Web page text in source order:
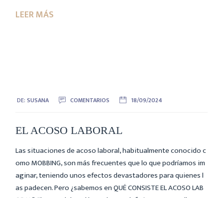
DE:SUSANA COMENTARIOS 18/09/2024
EL ACOSO LABORAL
Las situaciones de acoso laboral, habitualmente conocido c
omo MOBBING, son más frecuentes que lo que podríamos im
aginar, teniendo unos efectos devastadores para quienes l
as padecen. Pero ¿sabemos en QUÉ CONSISTE EL ACOSO LAB